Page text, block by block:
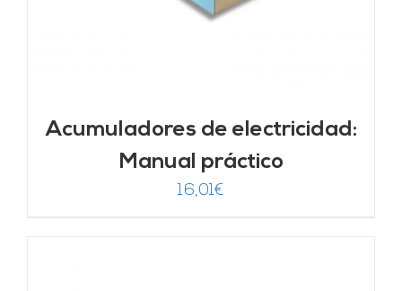
Acumuladores de electricidad:
Manual práctico
16,01€